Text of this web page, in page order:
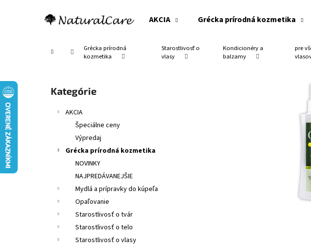
AKCIA Grécka prírodná kozmetika
Domov
Grécka prírodná
kozmetika
Starostlivosť o
vlasy
Kondicionéry a
balzamy
pre
Preskočiť
kategórie
Kategórie
AKCIA
Špeciálne ceny
Výpredaj
Grécka prírodná kozmetika
NOVINKY
NAJPREDÁVANEJŠIE
Mydlá a prípravky do kúpeľa
Opaľovanie
Starostlivosť o tvár
Starostlivosť o telo
Starostlivosť o vlasy
Späť
Späť
Čo
SANTO VOLCANO SPA KOZMETICKÉ SÉRUM -
OLEJ NA VLASY A TELOSANTO VOLCANO SPA
COSMETIC SERUM – OIL HAIR & BODY